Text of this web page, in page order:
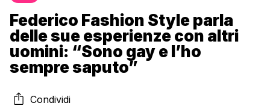
Federico Fashion Style parla
delle sue esperienze con altri
uomini: “Sono gay e l’ho
sempre saputo”
Condividi